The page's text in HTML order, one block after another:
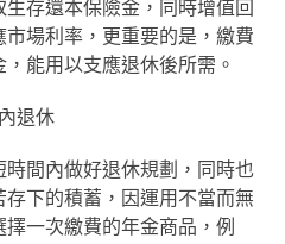
存還本保險金，同時增值回
場利率，更重要的是，繳費
能用以支應退休後所需。
退休
間內做好退休規劃，同時也
下的積蓄，因運用不當而無
一次繳費的年金商品，例